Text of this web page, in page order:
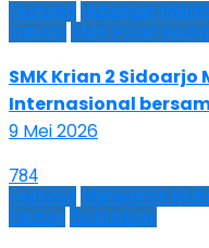
Featured Hubungan
Industri SMK Pusat
SMK Krian 2
Internasional
9 Mei 2026
784
Featured Manajemen Mutu
Factory Technology